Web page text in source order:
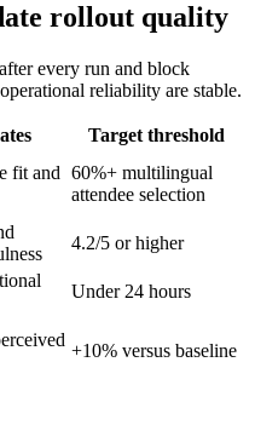
rollout quality
every run and block
reliability are stable.
Target threshold
fit and 60%+ multilingual
attendee selection
4.2/5 or higher
Under 24 hours
+10% versus baseline